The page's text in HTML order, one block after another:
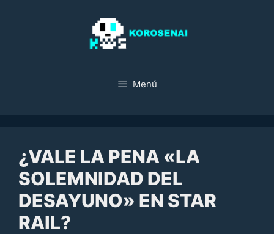
Menú
¿VALE LA PENA «LA
SOLEMNIDAD DEL
DESAYUNO» EN STAR
RAIL?